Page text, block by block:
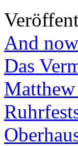
And
Das